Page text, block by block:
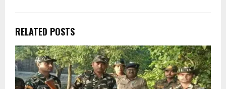
RELATED POSTS